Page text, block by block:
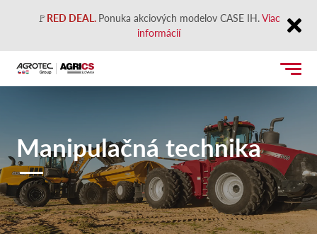
🚩RED DEAL. Ponuka akciových modelov CASE IH.Viac
informácií
Close
Manipulačná technika